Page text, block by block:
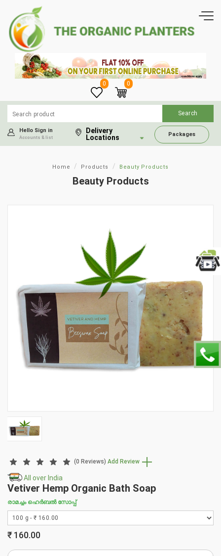
0 0
Hello Sign in
Accounts & list
Delivery
Locations
Packages
Home Products Beauty Products
Beauty Products
(0 Reviews) Add Review
All over India
Vetiver Hemp Organic Bath Soap
രാമച്ചം ഹെർബൽ സോപ്പ്
₹ 160.00